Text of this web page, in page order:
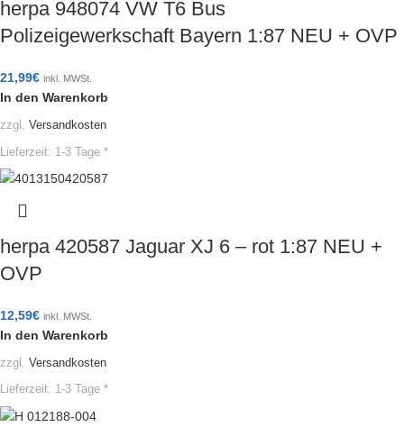
herpa 948074 VW T6 Bus
Polizeigewerkschaft Bayern 1:87 NEU + OVP
21,99€ inkl. MWSt.
In den Warenkorb
zzgl. Versandkosten
Lieferzeit: 1-3 Tage *
herpa 420587 Jaguar XJ 6 – rot 1:87 NEU +
OVP
12,59€ inkl. MWSt.
In den Warenkorb
zzgl. Versandkosten
Lieferzeit: 1-3 Tage *